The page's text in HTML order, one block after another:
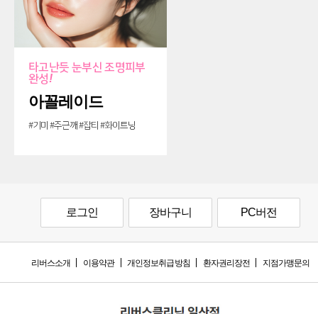
타고난듯 눈부신 조명피부
완성!
아꼴레이드
#기미 #주근깨 #잡티 #화이트닝
로그인 장바구니 PC버전
리버스소개 이용약관 개인정보취급방침 환자권리장전 지점가맹문의